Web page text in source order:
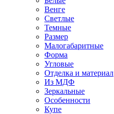
Венге
Светлые
Темные
Размер
Малогабаритные
Форма
Угловые
Отделка и материал
Из МДФ
Зеркальные
Особенности
Купе